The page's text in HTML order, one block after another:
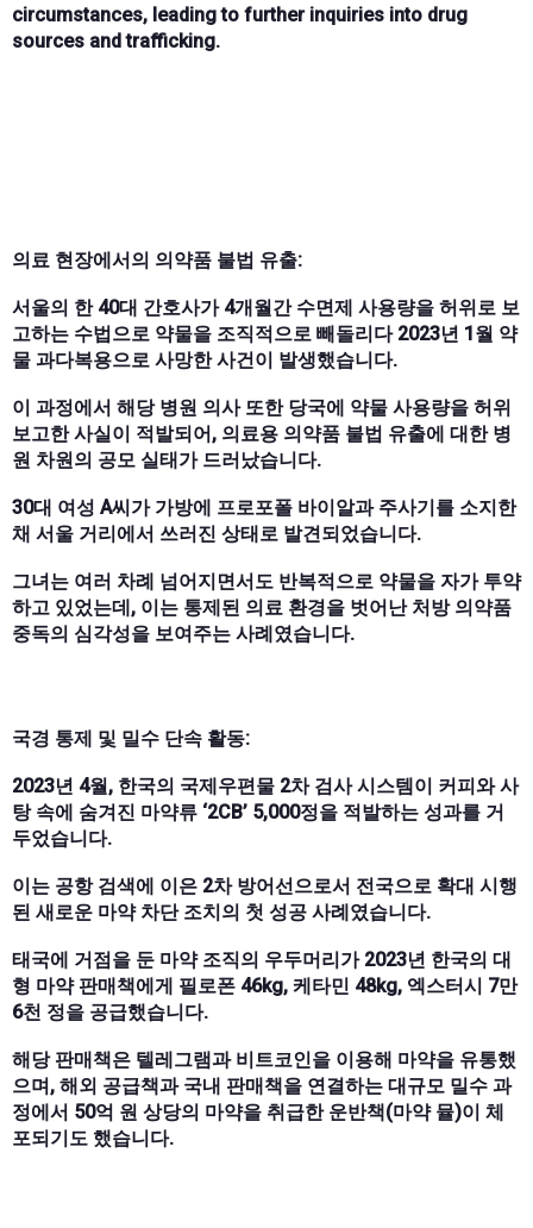
circumstances, leading to further inquiries into drug
sources and trafficking.
의료 현장에서의 의약품 불법 유출:
서울의 한 40대 간호사가 4개월간 수면제 사용량을 허위로 보
고하는 수법으로 약물을 조직적으로 빼돌리다 2023년 1월 약
물 과다복용으로 사망한 사건이 발생했습니다.
이 과정에서 해당 병원 의사 또한 당국에 약물 사용량을 허위
보고한 사실이 적발되어, 의료용 의약품 불법 유출에 대한 병
원 차원의 공모 실태가 드러났습니다.
30대 여성 A씨가 가방에 프로포폴 바이알과 주사기를 소지한
채 서울 거리에서 쓰러진 상태로 발견되었습니다.
그녀는 여러 차례 넘어지면서도 반복적으로 약물을 자가 투약
하고 있었는데, 이는 통제된 의료 환경을 벗어난 처방 의약품
중독의 심각성을 보여주는 사례였습니다.
국경 통제 및 밀수 단속 활동:
2023년 4월, 한국의 국제우편물 2차 검사 시스템이 커피와 사
탕 속에 숨겨진 마약류 ‘2CB’ 5,000정을 적발하는 성과를 거
두었습니다.
이는 공항 검색에 이은 2차 방어선으로서 전국으로 확대 시행
된 새로운 마약 차단 조치의 첫 성공 사례였습니다.
태국에 거점을 둔 마약 조직의 우두머리가 2023년 한국의 대
형 마약 판매책에게 필로폰 46kg, 케타민 48kg, 엑스터시 7만
6천 정을 공급했습니다.
해당 판매책은 텔레그램과 비트코인을 이용해 마약을 유통했
으며, 해외 공급책과 국내 판매책을 연결하는 대규모 밀수 과
정에서 50억 원 상당의 마약을 취급한 운반책(마약 뮬)이 체
포되기도 했습니다.